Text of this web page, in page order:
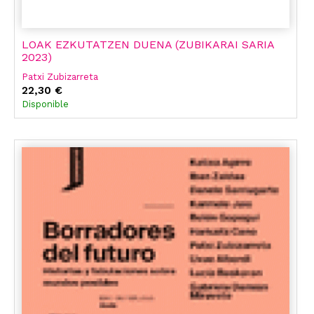
LOAK EZKUTATZEN DUENA (ZUBIKARAI SARIA
2023)
Patxi Zubizarreta
22,30 €
Disponible